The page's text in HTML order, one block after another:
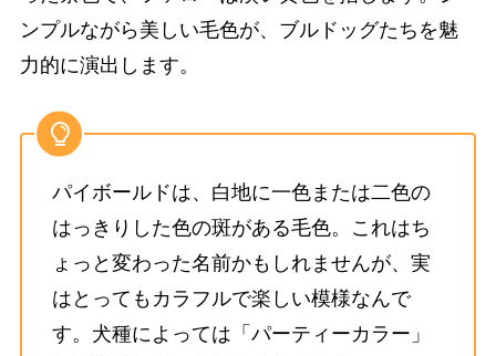
ンプルながら美しい毛色が、ブルドッグたちを魅
力的に演出します。
パイボールドは、白地に一色または二色の
はっきりした色の斑がある毛色。これはち
ょっと変わった名前かもしれませんが、実
はとってもカラフルで楽しい模様なんで
す。犬種によっては「パーティーカラー」